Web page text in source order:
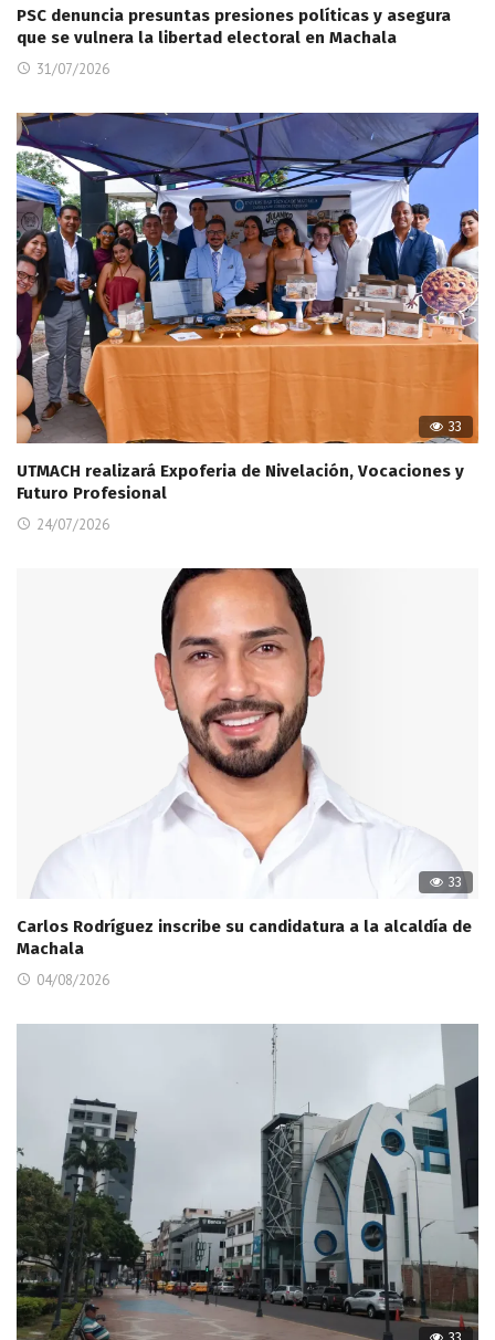
PSC denuncia presuntas presiones políticas y asegura
que se vulnera la libertad electoral en Machala
31/07/2026
33
UTMACH realizará Expoferia de Nivelación, Vocaciones y
Futuro Profesional
24/07/2026
33
Carlos Rodríguez inscribe su candidatura a la alcaldía de
Machala
04/08/2026